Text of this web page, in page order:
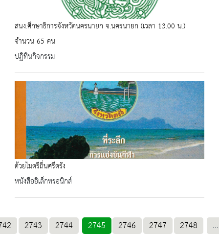
สนง.ศึกษาธิการจังหวัดนครนายก จ.นครนายก (เวลา 13.00 น.)
จำนวน 65 คน
ปฏิทินกิจกรรม
ด้วยไมตรีถิ่นศรีตรัง
หนังสืออิเล็กทรอนิกส์
2743 2744 2745 2746 2747 2748 ...